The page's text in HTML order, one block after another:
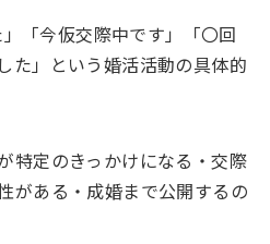
「今仮交際中です」「〇回
た」という婚活活動の具体的
特定のきっかけになる・交際
がある・成婚まで公開するの